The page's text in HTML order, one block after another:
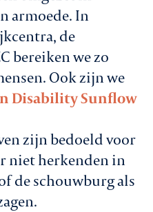
armoede. In
de
bereiken we zo
Ook zijn we
Disability Sunflow
zijn bedoeld voor
niet herkenden in
de schouwburg als